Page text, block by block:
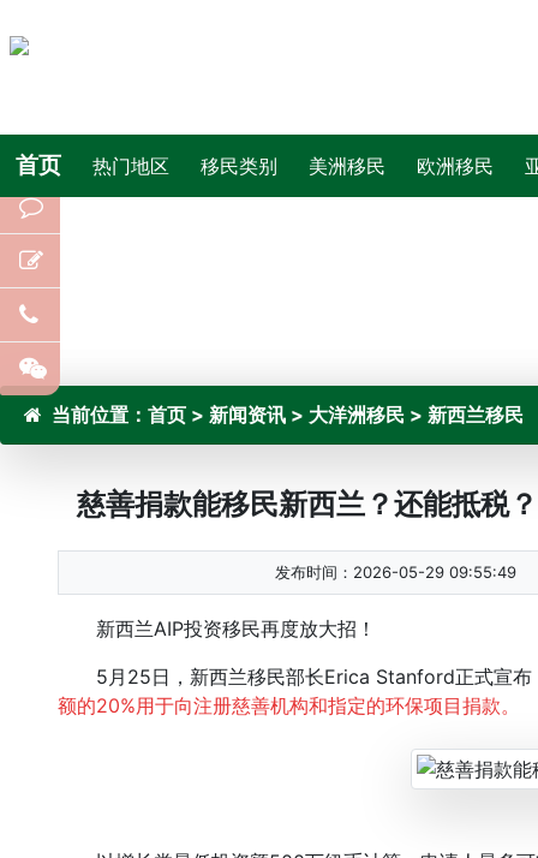
首页 热门地区 移民类别 美洲移民 欧洲移民
当前位置： 首页 > 新闻资讯 > 大洋洲移民 > 新西兰移民
慈善捐款能移民新西兰？还能抵税
发布时间：2026-05-29 09:55:49
新西兰AIP投资移民再度放大招！
5月25日，新西兰移民部长Erica Stanford正式宣布
额的20%用于向注册慈善机构和指定的环保项目捐款。